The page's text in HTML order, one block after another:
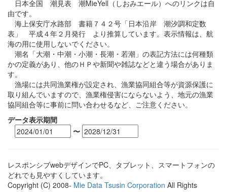
日本全国 潮見表 潮MieYell（しおみエール）へのリンクは自
由です。
海上保安庁水路部 書籍７４２号「日本沿岸 潮汐調和定数
表」 平成４年２月発行 より推算しています。表示情報は、航
海の用に使用しないでください。
潮名「大潮・中潮・小潮・長潮・若潮」の表記方法には何種類
かの定義があり、他のＨＰや新聞や雑誌などと違う場合がありま
す。
漁場には共同漁業権が設定され、漁業協同組合等が資源保護に
取り組んでいますので、漁業権侵害にならないよう、地元の漁業
協同組合等に事前に問い合わせるなど、ご注意ください。
データ表示期間
〜
レスポンシブwebデザインでPC、タブレット、スマートフォンの
どれでも見やすくしています。
Copyright (C) 2008- Mie Data Tsusin Corporation All Rights